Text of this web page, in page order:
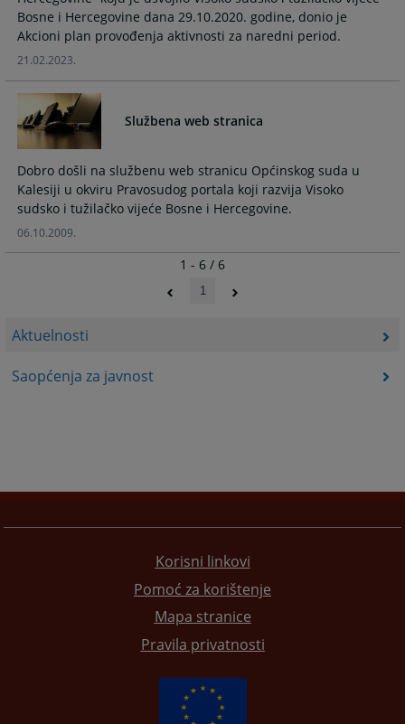
Aktuelnosti
Saopćenja za javnost
Bosne i Hercegovine dana 29.10.2020. godine, donio je
Akcioni plan provođenja aktivnosti za naredni period.
21.02.2023.
Službena web stranica
Dobro došli na službenu web stranicu Općinskog suda u
Kalesiji u okviru Pravosudog portala koji razvija Visoko
sudsko i tužilačko vijeće Bosne i Hercegovine.
06.10.2009.
1 - 6 / 6
1
Korisni linkovi
Pomoć za korištenje
Mapa stranice
Pravila privatnosti